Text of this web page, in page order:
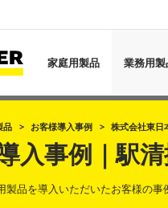
家庭用製品 業務用製
品 お客様導入事例 株式会社東日
入事例｜駅
製品を導入いただいたお客様の事